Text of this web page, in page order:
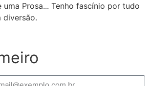
Prosa... Tenho fascínio por tudo
diversão.